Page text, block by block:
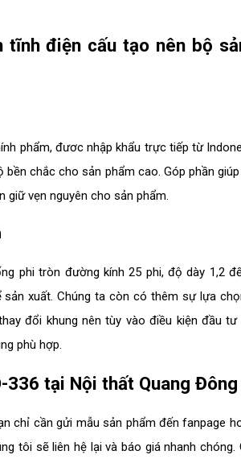
điện cấu tạo nên bộ
phẩm, đươc nhập khẩu trực tiếp từ
chắc cho sản phẩm cao. Góp phần
vẹn nguyên cho sản phẩm.
phi tròn đường kính 25 phi, độ dày 1,2
xuất. Chúng ta còn có thêm sự lựa
đổi khung nên tùy vào điều kiện đầu
phù hợp.
336 tại Nội thất Quang Đông
chỉ cần gửi mẫu sản phẩm đến fanpage
tôi sẽ liên hệ lại và báo giá nhanh chóng.